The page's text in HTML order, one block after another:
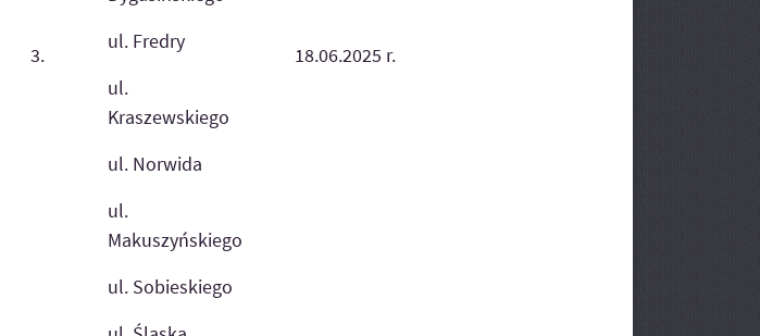
3.
ul. Fredry
ul.
Kraszewskiego
ul. Norwida
ul.
Makuszyńskiego
ul. Sobieskiego
18.06.2025 r.